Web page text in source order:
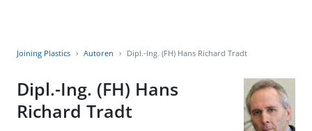
Joining Plastics Autoren Dipl.-Ing. (FH) Hans Richard Tradt
Dipl.-Ing. (FH) Hans
Richard Tradt